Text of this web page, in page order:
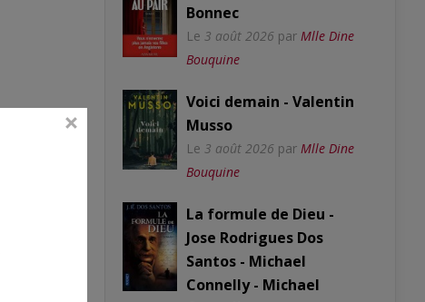
Bonnec
Le 3 août 2026 par Mlle Dine
Bouquine
Voici demain - Valentin
Musso
Le 3 août 2026 par Mlle Dine
Bouquine
La formule de Dieu -
Jose Rodrigues Dos
Santos - Michael
Connelly - Michael